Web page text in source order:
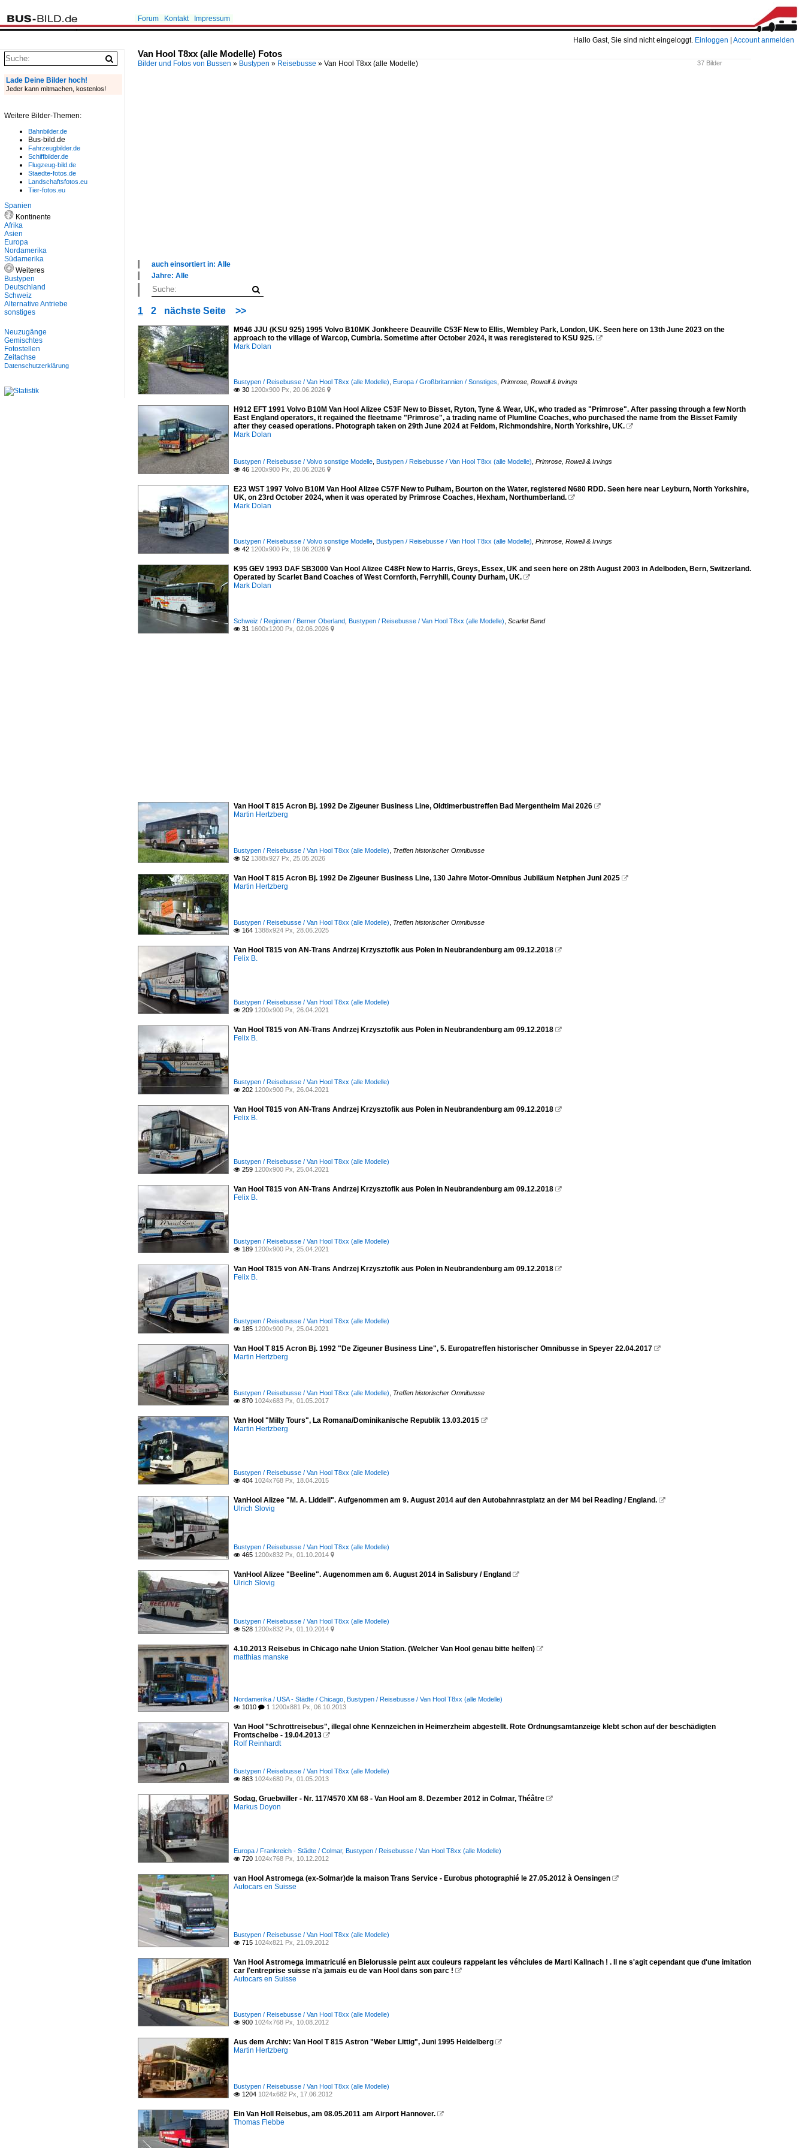
Hallo Gast, Sie sind nicht eingeloggt. Einloggen Account anmelden
Forum Kontakt Impressum
Van Hool T8xx (alle Modelle) Fotos
37 Bilder
Bilder und Fotos von Bussen » Bustypen » Reisebusse » Van Hool T8xx (alle Modelle)
auch einsortiert in: Alle
Bustypen
Nordamerika
Jahre: Alle
Alle Jahre
2010
1 2 nächste Seite >>
M946 JJU (KSU 925) 1995 Volvo B10MK Jonkheere Deauville C53F New to Ellis, Wembley Park, London, UK. Seen here on 13th June 2023 on the
approach to the village of Warcop, Cumbria. Sometime after October 2024, it was reregistered to KSU 925. 
Mark Dolan
Bustypen / Reisebusse / Van Hool T8xx (alle Modelle) Europa / Großbritannien / Sonstiges Primrose, Rowell & Irvings
 30 1200x900 Px, 20.06.2026 
H912 EFT 1991 Volvo B10M Van Hool Alizee C53F New to Bisset, Ryton, Tyne & Wear, UK, who traded as "Primrose". After passing through a few North
East England operators, it regained the fleetname "Primrose", a trading name of Plumline Coaches, who purchased the name from the Bisset Family
after they ceased operations. Photograph taken on 29th June 2024 at Feldom, Richmondshire, North Yorkshire, UK. 
Mark Dolan
Bustypen / Reisebusse / Volvo sonstige Modelle Bustypen / Reisebusse / Van Hool T8xx (alle Modelle) Primrose, Rowell & Irvings
 46 1200x900 Px, 20.06.2026 
E23 WST 1997 Volvo B10M Van Hool Alizee C57F New to Pulham, Bourton on the Water, registered N680 RDD. Seen here near Leyburn, North Yorkshire,
UK, on 23rd October 2024, when it was operated by Primrose Coaches, Hexham, Northumberland. 
Mark Dolan
Bustypen / Reisebusse / Volvo sonstige Modelle Bustypen / Reisebusse / Van Hool T8xx (alle Modelle) Primrose, Rowell & Irvings
 42 1200x900 Px, 19.06.2026 
K95 GEV 1993 DAF SB3000 Van Hool Alizee C48Ft New to Harris, Greys, Essex, UK and seen here on 28th August 2003 in Adelboden, Bern, Switzerland.
Operated by Scarlet Band Coaches of West Cornforth, Ferryhill, County Durham, UK. 
Mark Dolan
Schweiz / Regionen / Berner Oberland Bustypen / Reisebusse / Van Hool T8xx (alle Modelle) Scarlet Band
 31 1600x1200 Px, 02.06.2026 
Van Hool T 815 Acron Bj. 1992 De Zigeuner Business Line, Oldtimerbustreffen Bad Mergentheim Mai 2026 
Martin Hertzberg
Bustypen / Reisebusse / Van Hool T8xx (alle Modelle) Treffen historischer Omnibusse
 52 1388x927 Px, 25.05.2026
Van Hool T 815 Acron Bj. 1992 De Zigeuner Business Line, 130 Jahre Motor-Omnibus Jubiläum Netphen Juni 2025 
Martin Hertzberg
Bustypen / Reisebusse / Van Hool T8xx (alle Modelle) Treffen historischer Omnibusse
 164 1388x924 Px, 28.06.2025
Van Hool T815 von AN-Trans Andrzej Krzysztofik aus Polen in Neubrandenburg am 09.12.2018 
Felix B.
Bustypen / Reisebusse / Van Hool T8xx (alle Modelle)
 209 1200x900 Px, 26.04.2021
Van Hool T815 von AN-Trans Andrzej Krzysztofik aus Polen in Neubrandenburg am 09.12.2018 
Felix B.
Bustypen / Reisebusse / Van Hool T8xx (alle Modelle)
 202 1200x900 Px, 26.04.2021
Van Hool T815 von AN-Trans Andrzej Krzysztofik aus Polen in Neubrandenburg am 09.12.2018 
Felix B.
Bustypen / Reisebusse / Van Hool T8xx (alle Modelle)
 259 1200x900 Px, 25.04.2021
Van Hool T815 von AN-Trans Andrzej Krzysztofik aus Polen in Neubrandenburg am 09.12.2018 
Felix B.
Bustypen / Reisebusse / Van Hool T8xx (alle Modelle)
 189 1200x900 Px, 25.04.2021
Van Hool T815 von AN-Trans Andrzej Krzysztofik aus Polen in Neubrandenburg am 09.12.2018 
Felix B.
Bustypen / Reisebusse / Van Hool T8xx (alle Modelle)
 185 1200x900 Px, 25.04.2021
Van Hool T 815 Acron Bj. 1992 "De Zigeuner Business Line", 5. Europatreffen historischer Omnibusse in Speyer 22.04.2017 
Martin Hertzberg
Bustypen / Reisebusse / Van Hool T8xx (alle Modelle) Treffen historischer Omnibusse
 870 1024x683 Px, 01.05.2017
Van Hool "Milly Tours", La Romana/Dominikanische Republik 13.03.2015 
Martin Hertzberg
Bustypen / Reisebusse / Van Hool T8xx (alle Modelle)
 404 1024x768 Px, 18.04.2015
VanHool Alizee "M. A. Liddell". Aufgenommen am 9. August 2014 auf den Autobahnrastplatz an der M4 bei Reading / England. 
Ulrich Slovig
Bustypen / Reisebusse / Van Hool T8xx (alle Modelle)
 465 1200x832 Px, 01.10.2014 
VanHool Alizee "Beeline". Augenommen am 6. August 2014 in Salisbury / England 
Ulrich Slovig
Bustypen / Reisebusse / Van Hool T8xx (alle Modelle)
 528 1200x832 Px, 01.10.2014 
4.10.2013 Reisebus in Chicago nahe Union Station. (Welcher Van Hool genau bitte helfen) 
matthias manske
Nordamerika / USA - Städte / Chicago Bustypen / Reisebusse / Van Hool T8xx (alle Modelle)
 1010  1 1200x881 Px, 06.10.2013
Van Hool "Schrottreisebus", illegal ohne Kennzeichen in Heimerzheim abgestellt. Rote Ordnungsamtanzeige klebt schon auf der beschädigten
Frontscheibe - 19.04.2013 
Rolf Reinhardt
Bustypen / Reisebusse / Van Hool T8xx (alle Modelle)
 863 1024x680 Px, 01.05.2013
Sodag, Gruebwiller - Nr. 117/4570 XM 68 - Van Hool am 8. Dezember 2012 in Colmar, Théâtre 
Markus Doyon
Europa / Frankreich - Städte / Colmar, Bustypen / Reisebusse / Van Hool T8xx (alle Modelle)
 720 1024x768 Px, 10.12.2012
van Hool Astromega (ex-Solmar)de la maison Trans Service - Eurobus photographié le 27.05.2012 à Oensingen 
Autocars en Suisse
Bustypen / Reisebusse / Van Hool T8xx (alle Modelle)
 715 1024x821 Px, 21.09.2012
Van Hool Astromega immatriculé en Bielorussie peint aux couleurs rappelant les véhciules de Marti Kallnach ! . Il ne s'agit cependant que d'une imitation
car l'entreprise suisse n'a jamais eu de van Hool dans son parc ! 
Autocars en Suisse
Bustypen / Reisebusse / Van Hool T8xx (alle Modelle)
 900 1024x768 Px, 10.08.2012
Aus dem Archiv: Van Hool T 815 Astron "Weber Littig", Juni 1995 Heidelberg 
Martin Hertzberg
Bustypen / Reisebusse / Van Hool T8xx (alle Modelle)
 1204 1024x682 Px, 17.06.2012
Ein Van Holl Reisebus, am 08.05.2011 am Airport Hannover. 
Thomas Flebbe
Lade Deine Bilder hoch!
Jeder kann mitmachen, kostenlos!
Weitere Bilder-Themen:
Bahnbilder.de
Bus-bild.de
Fahrzeugbilder.de
Schiffbilder.de
Flugzeug-bild.de
Staedte-fotos.de
Landschaftsfotos.eu
Tier-fotos.eu
Spanien
Kontinente
Afrika
Asien
Europa
Nordamerika
Südamerika
Weiteres
Bustypen
Deutschland
Schweiz
Alternative Antriebe
sonstiges
Neuzugänge
Gemischtes
Fotostellen
Zeitachse
Datenschutzerklärung